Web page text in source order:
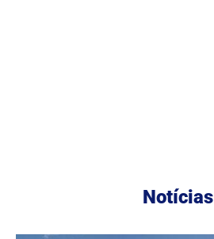
Notícias